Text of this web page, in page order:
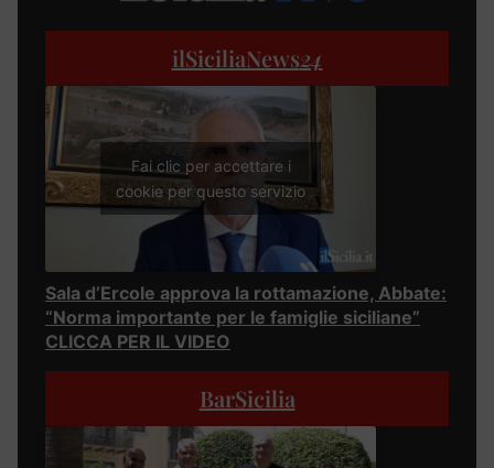
ilSiciliaNews24
Fai clic per accettare i
cookie per questo servizio
Sala d’Ercole approva la rottamazione, Abbate:
“Norma importante per le famiglie siciliane”
CLICCA PER IL VIDEO
BarSicilia